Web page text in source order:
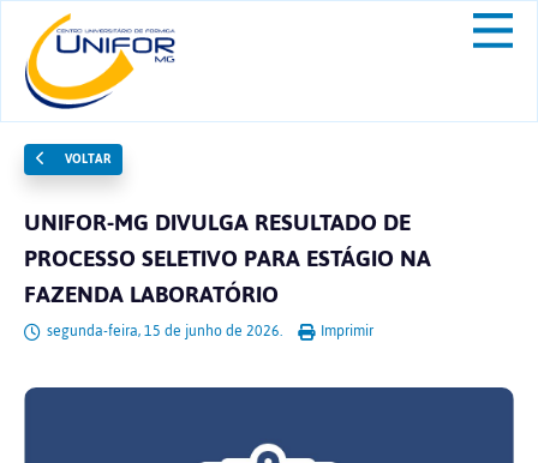
VOLTAR
UNIFOR-MG DIVULGA RESULTADO DE
PROCESSO SELETIVO PARA ESTÁGIO NA
FAZENDA LABORATÓRIO
segunda-feira, 15 de junho de 2026. Imprimir